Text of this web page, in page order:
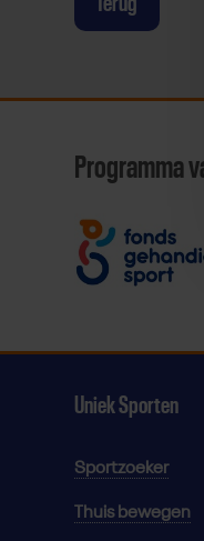
Programma
Uniek Sporten
Sportzoeker
Thuis bewegen